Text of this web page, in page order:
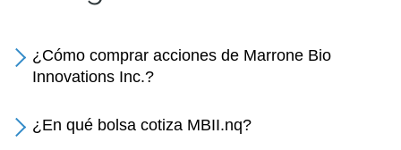
¿Cómo comprar acciones de Marrone Bio
Innovations Inc.?
¿En qué bolsa cotiza MBII.nq?